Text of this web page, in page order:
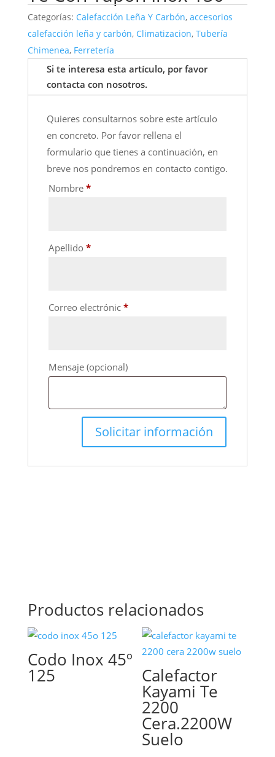
Categorías: Calefacción Leña Y Carbón, accesorios
calefacción leña y carbón, Climatizacion, Tubería
Chimenea, Ferretería
Si te interesa esta artículo, por favor
contacta con nosotros.
Quieres consultarnos sobre este artículo
en concreto. Por favor rellena el
formulario que tienes a continuación, en
breve nos pondremos en contacto contigo.
Nombre *
Apellido *
Correo electrónic *
Mensaje (opcional)
Productos relacionados
Codo Inox 45º
125 Calefactor
Kayami Te
2200
Cera.2200W
Suelo